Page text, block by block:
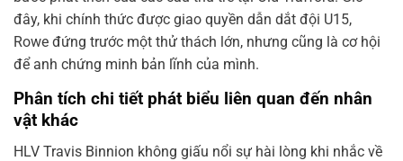
đây, khi chính thức được giao quyền dẫn dắt đội U15,
Rowe đứng trước một thử thách lớn, nhưng cũng là cơ hội
để anh chứng minh bản lĩnh của mình.
Phân tích chi tiết phát biểu liên quan đến nhân
vật khác
HLV Travis Binnion không giấu nổi sự hài lòng khi nhắc về